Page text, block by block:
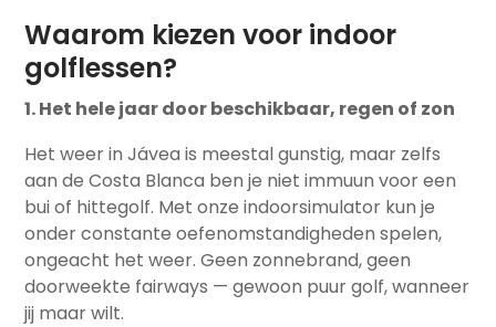
Waarom kiezen voor indoor
golflessen?
1. Het hele jaar door beschikbaar, regen of zon
Het weer in Jávea is meestal gunstig, maar zelfs
aan de Costa Blanca ben je niet immuun voor een
bui of hittegolf. Met onze indoorsimulator kun je
onder constante oefenomstandigheden spelen,
ongeacht het weer. Geen zonnebrand, geen
doorweekte fairways — gewoon puur golf, wanneer
jij maar wilt.